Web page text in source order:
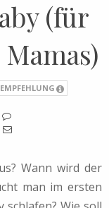
(für
Wann wird der
man im ersten